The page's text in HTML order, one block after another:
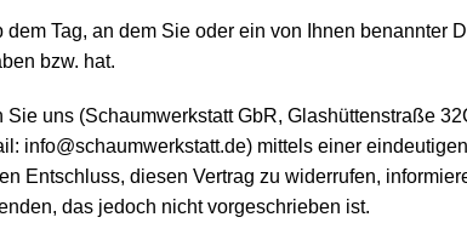
Tag, an dem Sie oder ein von Ihnen benannter
bzw. hat.
uns (Schaumwerkstatt GbR, Glashüttenstraße
info@schaumwerkstatt.de) mittels einer
Entschluss, diesen Vertrag zu widerrufen,
das jedoch nicht vorgeschrieben ist.